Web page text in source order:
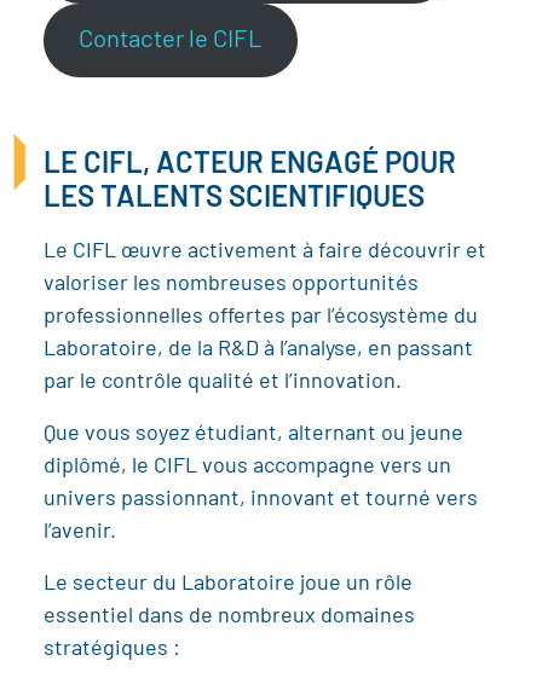
Contacter le CIFL
LE CIFL, ACTEUR ENGAGÉ POUR
LES TALENTS SCIENTIFIQUES
Le CIFL œuvre activement à faire découvrir et
valoriser les nombreuses opportunités
professionnelles offertes par l’écosystème du
Laboratoire, de la R&D à l’analyse, en passant
par le contrôle qualité et l’innovation.
Que vous soyez étudiant, alternant ou jeune
diplômé, le CIFL vous accompagne vers un
univers passionnant, innovant et tourné vers
l’avenir.
Le secteur du Laboratoire joue un rôle
essentiel dans de nombreux domaines
stratégiques :